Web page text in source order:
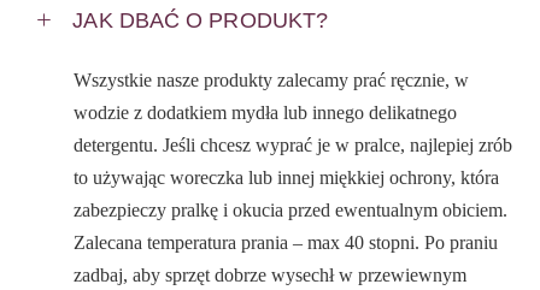
JAK DBAĆ O PRODUKT?
Wszystkie nasze produkty zalecamy prać ręcznie, w
wodzie z dodatkiem mydła lub innego delikatnego
detergentu. Jeśli chcesz wyprać je w pralce, najlepiej zrób
to używając woreczka lub innej miękkiej ochrony, która
zabezpieczy pralkę i okucia przed ewentualnym obiciem.
Zalecana temperatura prania – max 40 stopni. Po praniu
zadbaj, aby sprzęt dobrze wysechł w przewiewnym